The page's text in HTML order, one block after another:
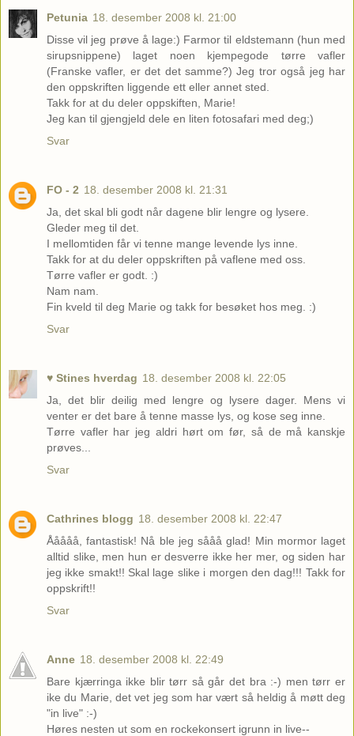
Petunia 18. desember 2008 kl. 21:00
Disse vil jeg prøve å lage:) Farmor til eldstemann (hun med
sirupsnippene) laget noen kjempegode tørre vafler
(Franske vafler, er det det samme?) Jeg tror også jeg har
den oppskriften liggende ett eller annet sted.
Takk for at du deler oppskiften, Marie!
Jeg kan til gjengjeld dele en liten fotosafari med deg;)
Svar
FO - 2 18. desember 2008 kl. 21:31
Ja, det skal bli godt når dagene blir lengre og lysere.
Gleder meg til det.
I mellomtiden får vi tenne mange levende lys inne.
Takk for at du deler oppskriften på vaflene med oss.
Tørre vafler er godt. :)
Nam nam.
Fin kveld til deg Marie og takk for besøket hos meg. :)
Svar
♥ Stines hverdag 18. desember 2008 kl. 22:05
Ja, det blir deilig med lengre og lysere dager. Mens vi
venter er det bare å tenne masse lys, og kose seg inne.
Tørre vafler har jeg aldri hørt om før, så de må kanskje
prøves...
Svar
Cathrines blogg 18. desember 2008 kl. 22:47
Ååååå, fantastisk! Nå ble jeg sååå glad! Min mormor laget
alltid slike, men hun er desverre ikke her mer, og siden har
jeg ikke smakt!! Skal lage slike i morgen den dag!!! Takk for
oppskrift!!
Svar
Anne 18. desember 2008 kl. 22:49
Bare kjærringa ikke blir tørr så går det bra :-) men tørr er
ike du Marie, det vet jeg som har vært så heldig å møtt deg
"in live" :-)
Høres nesten ut som en rockekonsert igrunn in live--